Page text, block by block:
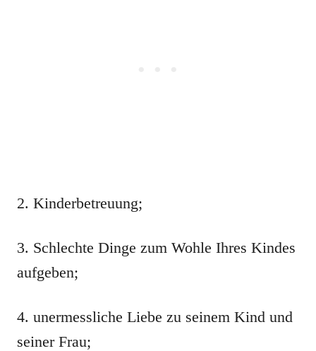
2. Kinderbetreuung;
3. Schlechte Dinge zum Wohle Ihres Kindes
aufgeben;
4. unermessliche Liebe zu seinem Kind und
seiner Frau;